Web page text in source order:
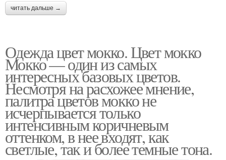
читать дальше →
Одежда цвет мокко. Цвет мокко
Мокко — один из самых
интересных базовых цветов.
Несмотря на расхожее мнение,
палитра цветов мокко не
исчерпывается только
интенсивным коричневым
оттенком, в нее входят, как
светлые, так и более темные тона.